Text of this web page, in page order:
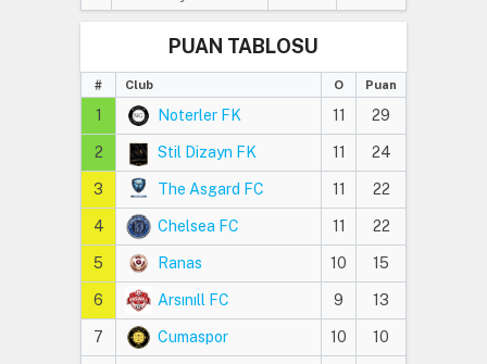
PUAN TABLOSU
# Club O Puan
1 Noterler FK 11 29
2 Stil Dizayn FK 11 24
3 The Asgard FC 11 22
4 Chelsea FC 11 22
5 Ranas 10 15
6 Arsınıll FC 9 13
7 Cumaspor 10 10